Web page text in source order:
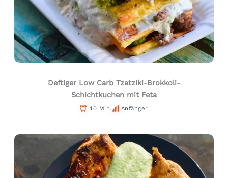
Deftiger Low Carb Tzatziki-Brokkoli-
Schichtkuchen mit Feta
40 Min. Anfänger